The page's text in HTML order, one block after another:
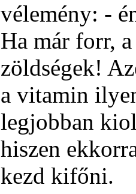
vélemény: -
Ha már forr,
zöldségek!
a vitamin
legjobban
hiszen
kezd kifőni.